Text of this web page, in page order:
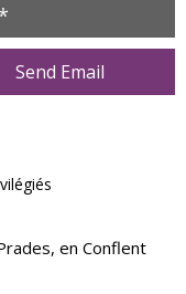
Send Email
en Conflent